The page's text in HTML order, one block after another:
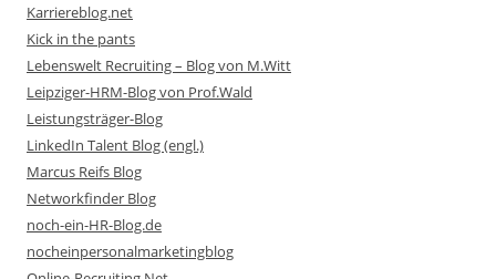
Karriereblog.net
Kick in the pants
Lebenswelt Recruiting – Blog von M.Witt
Leipziger-HRM-Blog von Prof.Wald
Leistungsträger-Blog
LinkedIn Talent Blog (engl.)
Marcus Reifs Blog
Networkfinder Blog
noch-ein-HR-Blog.de
nocheinpersonalmarketingblog